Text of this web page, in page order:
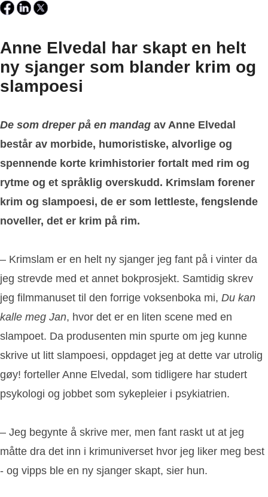
Anne Elvedal har skapt en helt
ny sjanger som blander krim og
slampoesi
De som dreper på en mandag av Anne Elvedal
består av morbide, humoristiske, alvorlige og
spennende korte krimhistorier fortalt med rim og
rytme og et språklig overskudd. Krimslam forener
krim og slampoesi, de er som lettleste, fengslende
noveller, det er krim på rim.
– Krimslam er en helt ny sjanger jeg fant på i vinter da
jeg strevde med et annet bokprosjekt. Samtidig skrev
jeg filmmanuset til den forrige voksenboka mi, Du kan
kalle meg Jan, hvor det er en liten scene med en
slampoet. Da produsenten min spurte om jeg kunne
skrive ut litt slampoesi, oppdaget jeg at dette var utrolig
gøy! forteller Anne Elvedal, som tidligere har studert
psykologi og jobbet som sykepleier i psykiatrien.
– Jeg begynte å skrive mer, men fant raskt ut at jeg
måtte dra det inn i krimuniverset hvor jeg liker meg best
- og vipps ble en ny sjanger skapt, sier hun.